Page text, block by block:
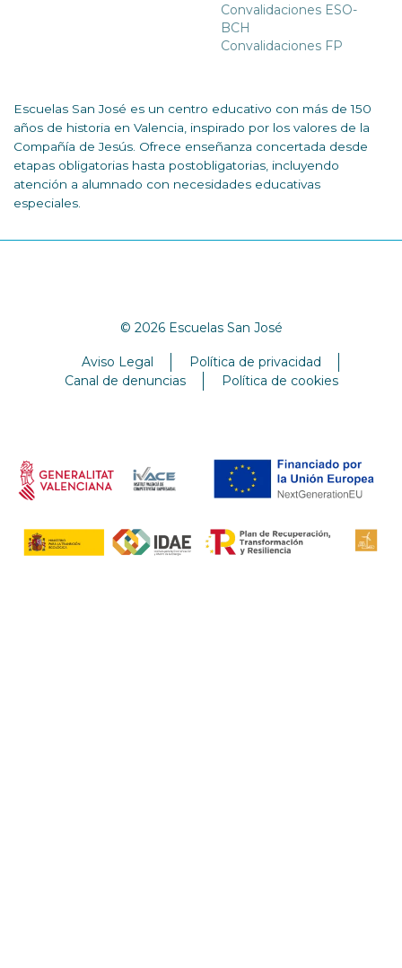
Convalidaciones ESO-
BCH
Convalidaciones FP
Escuelas San José es un centro educativo con más de 150
años de historia en Valencia, inspirado por los valores de la
Compañía de Jesús. Ofrece enseñanza concertada desde
etapas obligatorias hasta postobligatorias, incluyendo
atención a alumnado con necesidades educativas
especiales.
© 2026 Escuelas San José
Aviso Legal
Política de privacidad
Canal de denuncias
Política de cookies